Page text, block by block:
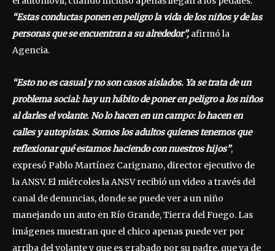
“Estas conductas ponen en peligro la vida de los niños y de las
personas que se encuentran a su alrededor”,afirmó la
Agencia.
“Esto no es casual y no son casos aislados. Ya se trata de un
problema social: hay un hábito de poner en peligro a los niños
al darles el volante. No lo hacen en un campo: lo hacen en
calles y autopistas. Somos los adultos quienes tenemos que
reflexionar qué estamos haciendo con nuestros hijos”,
expresó Pablo Martínez Carignano, director ejecutivo de
la ANSV. El miércoles la ANSV recibió un video a través del
canal de denuncias, donde se puede ver a un niño
manejando un auto en Río Grande, Tierra del Fuego. Las
imágenes muestran que el chico apenas puede ver por
arriba del volante y que es grabado por su padre, que va de